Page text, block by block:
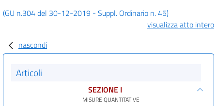
(GU n.304 del 30-12-2019 - Suppl. Ordinario n. 45)
visualizza atto intero
nascondi
Articoli
SEZIONE I
MISURE QUANTITATIVE